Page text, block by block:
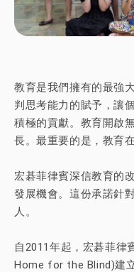
教育是我們擁有的最強
判思考能力的賦予，讓
積極的貢獻。教育開啟
長。最重要的是，教育
宏碁菲律賓深信教育的
發展機會。這份承諾針
人。
自2011年起，宏碁菲律
Home for the Blind)建